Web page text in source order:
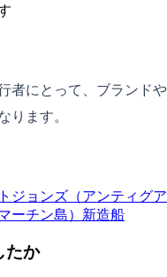
者にとって、ブランドや
ります。
ジョンズ（アンティグア
ーチン島） 新造船
たか